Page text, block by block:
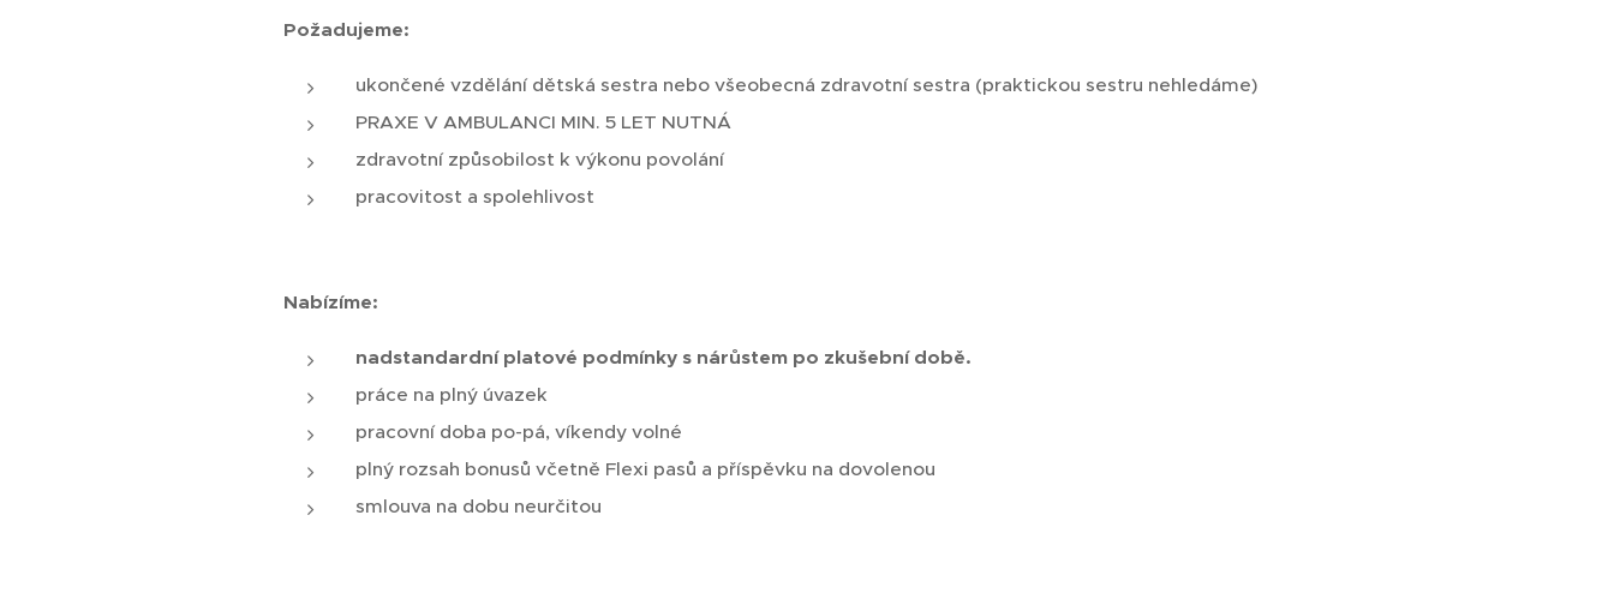
Požadujeme:
ukončené vzdělání dětská sestra nebo všeobecná zdravotní sestra (praktickou sestru nehledáme)
PRAXE V AMBULANCI MIN. 5 LET NUTNÁ
zdravotní způsobilost k výkonu povolání
pracovitost a spolehlivost
Nabízíme:
nadstandardní platové podmínky s nárůstem po zkušební době.
práce na plný úvazek
pracovní doba po-pá, víkendy volné
plný rozsah bonusů včetně Flexi pasů a příspěvku na dovolenou
smlouva na dobu neurčitou